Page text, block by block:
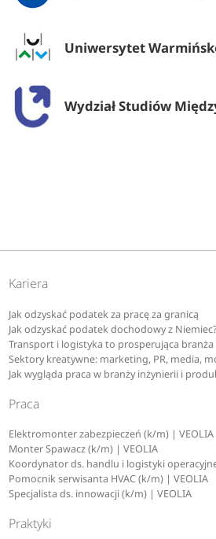
Uniwersytet Warmińsko-
Wydział Studiów Międzynarodowych i
Kariera
Jak odzyskać podatek za pracę za granicą
Jak odzyskać podatek dochodowy z Niemiec?
Transport i logistyka to prosperująca branża
Sektory kreatywne: marketing, PR, media,
Jak wygląda praca w branży inżynierii i
Praca
Elektromonter zabezpieczeń (k/m) | VEOLIA
Monter Spawacz (k/m) | VEOLIA
Koordynator ds. handlu i logistyki
Pomocnik serwisanta HVAC (k/m) | VEOLIA
Specjalista ds. innowacji (k/m) | VEOLIA
Praktyki